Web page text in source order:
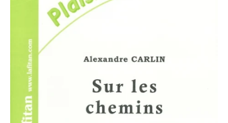
Ouvrir
1